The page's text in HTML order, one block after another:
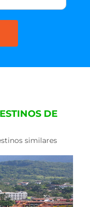
DE
similares